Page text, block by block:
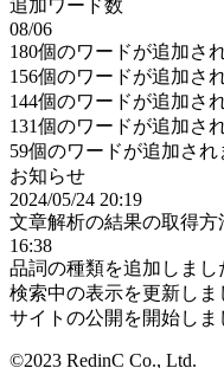
追加ワード数
08/06
180個のワードが追加さ
156個のワードが追加さ
144個のワードが追加さ
131個のワードが追加さ
59個のワードが追加され
お知らせ
2024/05/24 20:19
文章解析の結果の取得方
16:38
品詞の種類を追加しまし
検索中の表示を更新しま
サイトの公開を開始しま
©2023 RedinC Co., Ltd.